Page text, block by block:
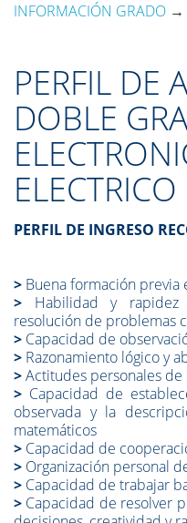
INFORMACIÓN GRADO →
PERFIL DE
DOBLE
ELECTRICO
PERFIL DE INGRESO
> Buena formación previa
> Habilidad y
resolución de problemas
> Capacidad de
> Razonamiento lógico y
>Actitudes personales de
> Capacidad de
observada y la
matemáticos
> Capacidad de
> Organización personal
> Capacidad de trabajar
> Capacidad de resolver